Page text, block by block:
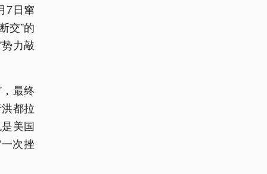
7日窜
交”的
力敲
最终
都拉
美国
次挫